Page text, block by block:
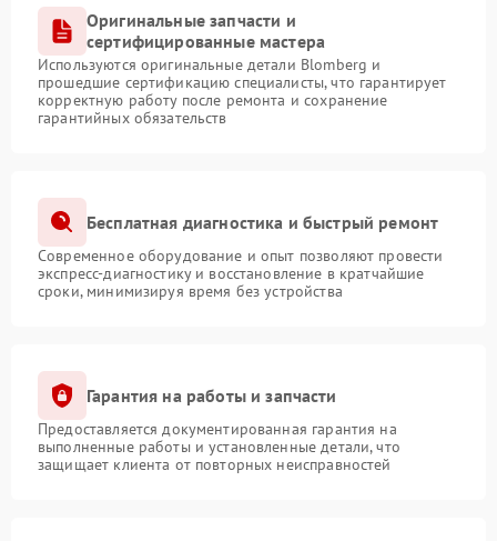
Оригинальные запчасти и
сертифицированные мастера
Используются оригинальные детали Blomberg и
прошедшие сертификацию специалисты, что гарантирует
корректную работу после ремонта и сохранение
гарантийных обязательств
Бесплатная диагностика и быстрый ремонт
Современное оборудование и опыт позволяют провести
экспресс-диагностику и восстановление в кратчайшие
сроки, минимизируя время без устройства
Гарантия на работы и запчасти
Предоставляется документированная гарантия на
выполненные работы и установленные детали, что
защищает клиента от повторных неисправностей